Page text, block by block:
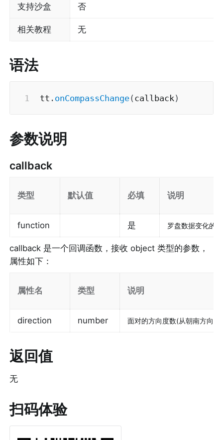
支持沙盒 否
相关教程 无
语法
tt . onCompassChange( callback )
参数说明
callback
类型 默认值 必填 说明
function 是 罗盘数据变化的
callback 是一个回调函数，接收 object 类型的参数，
属性如下：
属性名 类型 说明
direction number 面对的方向度数(从朝南方向
返回值
无
扫码体验